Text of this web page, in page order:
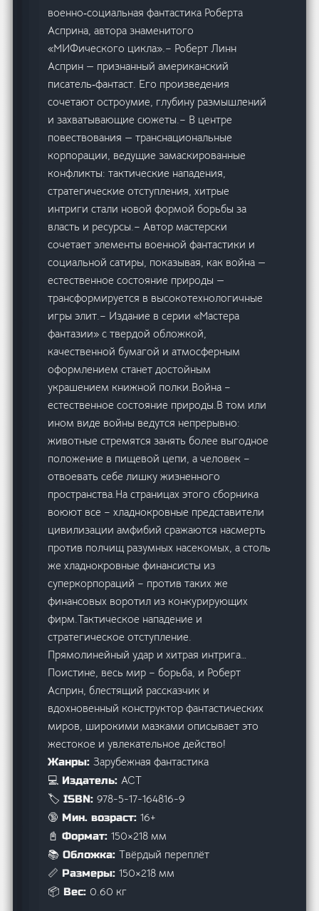
военно‑социальная фантастика Роберта
Асприна, автора знаменитого
«МИФического цикла».– Роберт Линн
Асприн — признанный американский
писатель‑фантаст. Его произведения
сочетают остроумие, глубину размышлений
и захватывающие сюжеты.– В центре
повествования — транснациональные
корпорации, ведущие замаскированные
конфликты: тактические нападения,
стратегические отступления, хитрые
интриги стали новой формой борьбы за
власть и ресурсы.– Автор мастерски
сочетает элементы военной фантастики и
социальной сатиры, показывая, как война —
естественное состояние природы —
трансформируется в высокотехнологичные
игры элит.– Издание в серии «Мастера
фантазии» с твердой обложкой,
качественной бумагой и атмосферным
оформлением станет достойным
украшением книжной полки.Война –
естественное состояние природы.В том или
ином виде войны ведутся непрерывно:
животные стремятся занять более выгодное
положение в пищевой цепи, а человек –
отвоевать себе лишку жизненного
пространства.На страницах этого сборника
воюют все – хладнокровные представители
цивилизации амфибий сражаются насмерть
против полчищ разумных насекомых, а столь
же хладнокровные финансисты из
суперкорпораций – против таких же
финансовых воротил из конкурирующих
фирм.Тактическое нападение и
стратегическое отступление.
Прямолинейный удар и хитрая интрига…
Поистине, весь мир – борьба, и Роберт
Асприн, блестящий рассказчик и
вдохновенный конструктор фантастических
миров, широкими мазками описывает это
жестокое и увлекательное действо!
Жанры:Зарубежная фантастика
💻 Издатель:АСТ
🏷️ ISBN:978-5-17-164816-9
🔞 Мин. возраст:16+
📓 Формат:150×218 мм
📚 Обложка:Твёрдый переплёт
📏 Размеры:150×218 мм
📦 Вес:0.60 кг